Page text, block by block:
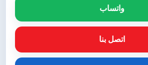
واتساب
اتصل بنا